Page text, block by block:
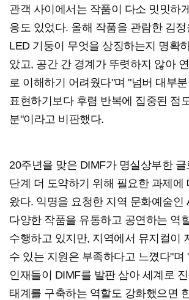
관객 사이에서는 작품이 다소 밋밋하
응도 있었다. 올해 작품을 관람한 김
LED 기둥이 무엇을 상징하는지 명확
았고, 공간 간 경계가 뚜렷하지 않아
로 이해하기 어려웠다"며 "넘버 대부
표현하기보다 후렴 반복에 집중된 점
분"이라고 비판했다.
20주년을 맞은 DIMF가 명실상부한
단계 더 도약하기 위해 필요한 과제에
왔다. 익명을 요청한 지역 문화예술인
다양한 작품을 유통하고 공연하는 역
수행하고 있지만, 지역에서 뮤지컬이
수 있는 지원은 부족하다고 느꼈다"며
인재들이 DIMF를 발판 삼아 세계로
태계를 구축하는 역할도 강화했으면